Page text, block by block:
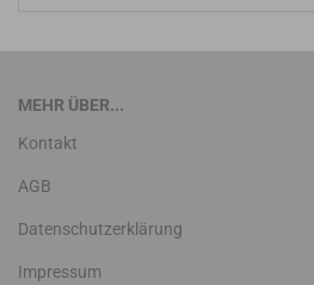
MEHR ÜBER...
Kontakt
AGB
Datenschutzerklärung
Impressum